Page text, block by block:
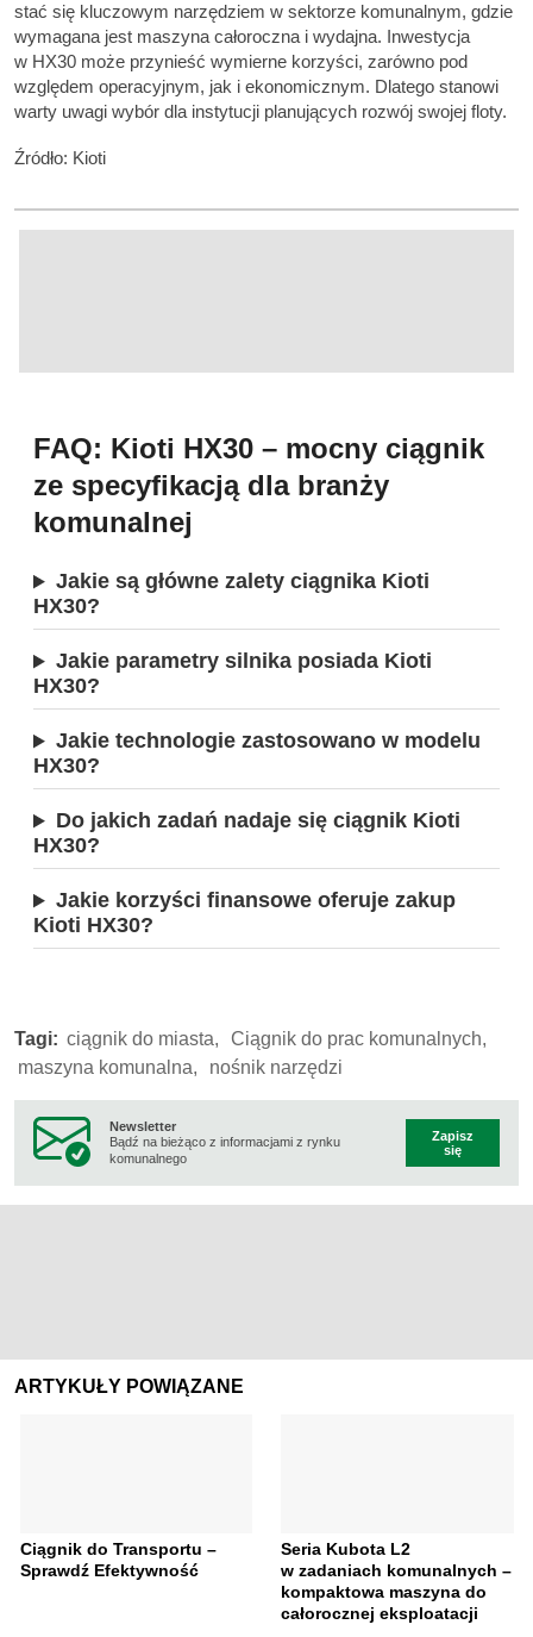
stać się kluczowym narzędziem w sektorze komunalnym, gdzie
wymagana jest maszyna całoroczna i wydajna. Inwestycja
w HX30 może przynieść wymierne korzyści, zarówno pod
względem operacyjnym, jak i ekonomicznym. Dlatego stanowi
warty uwagi wybór dla instytucji planujących rozwój swojej floty.
Źródło: Kioti
FAQ: Kioti HX30 – mocny ciągnik
ze specyfikacją dla branży
komunalnej
Jakie są główne zalety ciągnika Kioti
HX30?
Jakie parametry silnika posiada Kioti
HX30?
Jakie technologie zastosowano w modelu
HX30?
Do jakich zadań nadaje się ciągnik Kioti
HX30?
Jakie korzyści finansowe oferuje zakup
Kioti HX30?
Tagi: ciągnik do miasta,
Ciągnik do prac komunalnych,
maszyna komunalna,
nośnik narzędzi
Newsletter
Bądź na bieżąco z informacjami z rynku
komunalnego
Zapisz
się
ARTYKUŁY POWIĄZANE
Ciągnik do Transportu –
Sprawdź Efektywność
Seria Kubota L2
w zadaniach komunalnych –
kompaktowa maszyna do
całorocznej eksploatacji